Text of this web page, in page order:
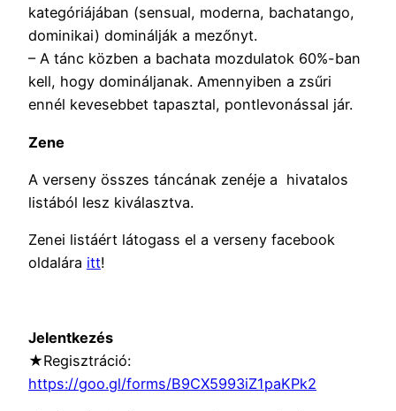
kategóriájában (sensual, moderna, bachatango,
dominikai) dominálják a mezőnyt.
– A tánc közben a bachata mozdulatok 60%-ban
kell, hogy domináljanak. Amennyiben a zsűri
ennél kevesebbet tapasztal, pontlevonással jár.
Zene
A verseny összes táncának zenéje a hivatalos
listából lesz kiválasztva.
Zenei listáért látogass el a verseny facebook
oldalára itt!
Jelentkezés
★Regisztráció:
https://goo.gl/forms/B9CX5993iZ1paKPk2